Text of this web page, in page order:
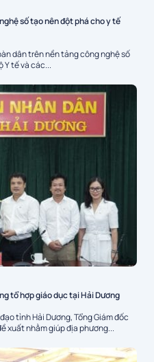
số tạo nên đột phá cho y tế
dân trên nền tảng công nghệ số
Y tế và các...
tổ hợp giáo dục tại Hải Dương
tỉnh Hải Dương, Tổng Giám đốc
xuất nhằm giúp địa phương...